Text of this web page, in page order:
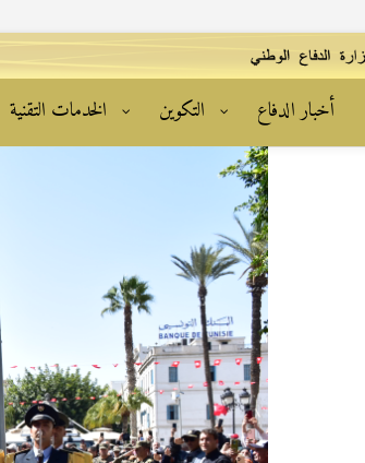
أخبار الدفاع التكوين الخدمات التقنية